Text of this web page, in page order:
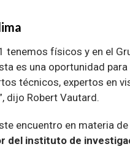
tenemos físicos y en el
es una oportunidad
técnicos, expertos en
dijo Robert Vautard.
encuentro en materia
del instituto de